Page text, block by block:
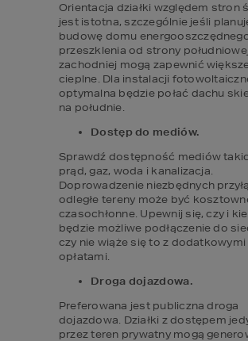
Orientacja działki względem stron
jest istotna, szczególnie jeśli
budowę domu
przeszklenia od strony
zachodniej mogą zapewnić
cieplne. Dla instalacji
optymalna będzie połać dachu
na południe.
Dostęp do mediów.
Sprawdź dostępność mediów
prąd, gaz, woda i kanalizacja.
Doprowadzenie niezbędnych
odległe tereny może być
czasochłonne. Upewnij się, czy i
będzie możliwe podłączenie do
czy nie wiąże się to z dodatkowymi
opłatami.
Droga dojazdowa.
Preferowana jest publiczna droga
dojazdowa. Działki z dostępem
przez teren prywatny mogą